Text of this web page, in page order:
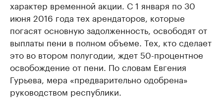
характер временной акции. С 1 января по 30
июня 2016 года тех арендаторов, которые
погасят основную задолженность, освободят от
выплаты пени в полном объеме. Тех, кто сделает
это во втором полугодии, ждет 50-процентное
освобождение от пени. По словам Евгения
Гурьева, мера «предварительно одобрена»
руководством республики.